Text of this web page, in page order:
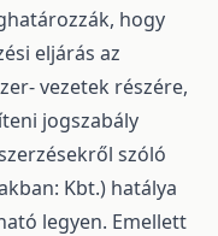
hogy
eljárás az
vezetek részére,
jogszabály
szóló
Kbt.) hatálya
legyen. Emellett